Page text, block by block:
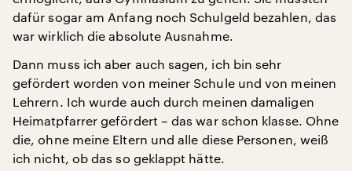
dafür sogar am Anfang noch Schulgeld bezahlen, das
war wirklich die absolute Ausnahme.
Dann muss ich aber auch sagen, ich bin sehr
gefördert worden von meiner Schule und von meinen
Lehrern. Ich wurde auch durch meinen damaligen
Heimatpfarrer gefördert – das war schon klasse. Ohne
die, ohne meine Eltern und alle diese Personen, weiß
ich nicht, ob das so geklappt hätte.